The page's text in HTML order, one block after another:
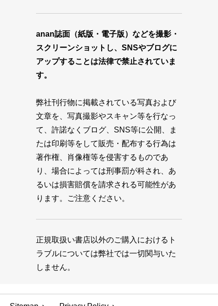
anan誌面（紙版・電子版）などを撮影・
スクリーンショットし、SNSやブログに
アップすることは法律で禁止されていま
す。
弊社刊行物に掲載されている写真および
文章を、写真撮影やスキャン等を行なっ
て、許諾なくブログ、SNS等に公開、ま
たは印刷等をして販売・配布する行為は
著作権、肖像権等を侵害するものであ
り、場合によっては刑事罰が科され、あ
るいは損害賠償を請求される可能性があ
ります。ご注意ください。
正規取扱い書店以外のご購入におけるト
ラブルについては弊社では一切関与いた
しません。